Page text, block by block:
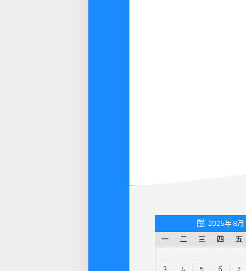
2026年 8月
一
二 三 四 五
3
4 5 6 7